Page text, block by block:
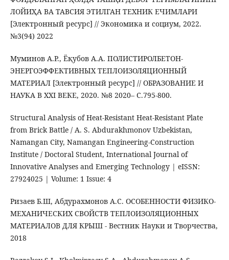
ЛОЙИҲА ВА ТАВСИЯ ЭТИЛГАН ТЕХНИК ЕЧИМЛАРИ
[Электронный ресурс] // Экономика и социум, 2022.
№3(94) 2022
Муминов А.Р., Ёқубов А.А. ПОЛИСТИРОЛБЕТОН-
ЭНЕРГОЭФФЕКТИВНЫХ ТЕПЛОИЗОЛЯЦИОННЫЙ
МАТЕРИАЛ [Электронный ресурс] // ОБРАЗОВАНИЕ И
НАУКА В XXI ВЕКЕ, 2020. №8 2020– С.795-800.
Structural Analysis of Heat-Resistant Heat-Resistant Plate
from Brick Battle / A. S. Abdurakhmonov Uzbekistan,
Namangan City, Namangan Engineering-Construction
Institute / Doctoral Student, International Journal of
Innovative Analyses and Emerging Technology | eISSN:
27924025 | Volume: 1 Issue: 4
Ризаев Б.Ш, Абдурахмонов А.С. ОСОБЕННОСТИ ФИЗИКО-
МЕХАНИЧЕСКИХ СВОЙСТВ ТЕПЛОИЗОЛЯЦИОННЫХ
МАТЕРИАЛОВ ДЛЯ КРЫШ - Вестник Науки и Творчества,
2018